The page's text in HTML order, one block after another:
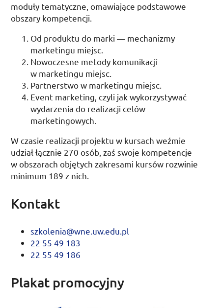
moduły tematyczne, omawiające podstawowe
obszary kompetencji.
Od produktu do marki — mechanizmy
marketingu miejsc.
Nowoczesne metody komunikacji
w marketingu miejsc.
Partnerstwo w marketingu miejsc.
Event marketing , czyli jak wykorzystywać
wydarzenia do realizacji celów
marketingowych.
W czasie realizacji projektu w kursach weźmie
udział łącznie 270 osób, zaś swoje kompetencje
w obszarach objętych zakresami kursów rozwinie
minimum 189 z nich.
Kontakt
szkolenia@wne.uw.edu.pl
22 55 49 183
22 55 49 186
Plakat promocyjny